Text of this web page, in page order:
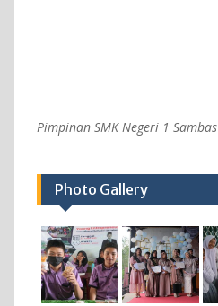
Pimpinan SMK Negeri 1 Sambas
Photo Gallery